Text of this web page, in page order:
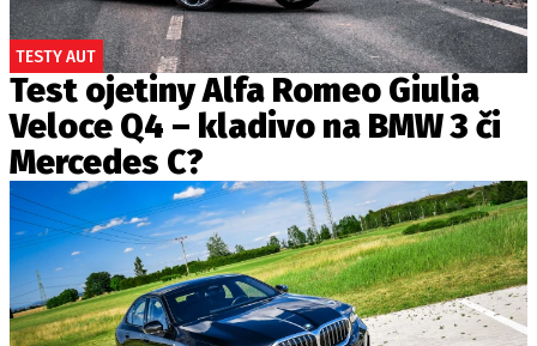
TESTY AUT
Test ojetiny Alfa Romeo Giulia
Veloce Q4 – kladivo na BMW 3 či
Mercedes C?